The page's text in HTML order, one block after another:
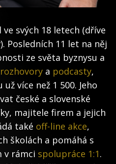
svých 18 letech (dříve
). Posledních 11 let na něj
ze světa byznysu a
a podcasty,
více než 1 500. Jeho
české a slovenské
majitele firem a jejich
také off-line akce,
školách a pomáhá s
v rámci spolupráce 1:1.